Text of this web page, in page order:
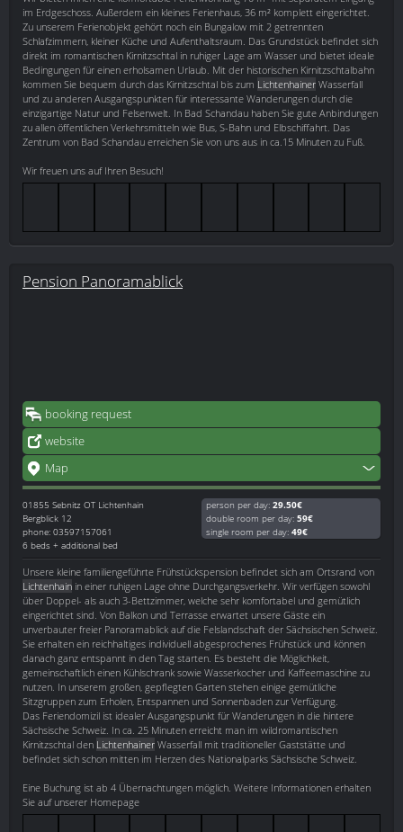
im Erdgeschoss. Außerdem ein kleines Ferienhaus, 36 m² komplett eingerichtet.
Zu unserem Ferienobjekt gehört noch ein Bungalow mit 2 getrennten
Schlafzimmern, kleiner Küche und Aufenthaltsraum. Das Grundstück befindet sich
direkt im romantischen Kirnitzschtal in ruhiger Lage am Wasser und bietet ideale
Bedingungen für einen erholsamen Urlaub. Mit der historischen Kirnitzschtalbahn
kommen Sie bequem durch das Kirnitzschtal bis zum Lichtenhainer Wasserfall
und zu anderen Ausgangspunkten für interessante Wanderungen durch die
einzigartige Natur und Felsenwelt. In Bad Schandau haben Sie gute Anbindungen
zu allen öffentlichen Verkehrsmitteln wie Bus, S-Bahn und Elbschiffahrt. Das
Zentrum von Bad Schandau erreichen Sie von uns aus in ca.15 Minuten zu Fuß.
Wir freuen uns auf Ihren Besuch!
Pension Panoramablick
booking request
website
Map
01855 Sebnitz OT Lichtenhain
Bergblick 12
phone: 03597157061
6 beds + additional bed
person per day: 29.50€
double room per day: 59€
single room per day: 49€
Unsere kleine familiengeführte Frühstückspension befindet sich am Ortsrand von
Lichtenhain in einer ruhigen Lage ohne Durchgangsverkehr. Wir verfügen sowohl
über Doppel- als auch 3-Bettzimmer, welche sehr komfortabel und gemütlich
eingerichtet sind. Von Balkon und Terrasse erwartet unsere Gäste ein
unverbauter freier Panoramablick auf die Felslandschaft der Sächsischen Schweiz.
Sie erhalten ein reichhaltiges individuell abgesprochenes Frühstück und können
danach ganz entspannt in den Tag starten. Es besteht die Möglichkeit,
gemeinschaftlich einen Kühlschrank sowie Wasserkocher und Kaffeemaschine zu
nutzen. In unserem großen, gepflegten Garten stehen einige gemütliche
Sitzgruppen zum Erholen, Entspannen und Sonnenbaden zur Verfügung.
Das Feriendomizil ist idealer Ausgangspunkt für Wanderungen in die hintere
Sächsische Schweiz. In ca. 25 Minuten erreicht man im wildromantischen
Kirnitzschtal den Lichtenhainer Wasserfall mit traditioneller Gaststätte und
befindet sich schon mitten im Herzen des Nationalparks Sächsische Schweiz.
Eine Buchung ist ab 4 Übernachtungen möglich. Weitere Informationen erhalten
Sie auf unserer Homepage